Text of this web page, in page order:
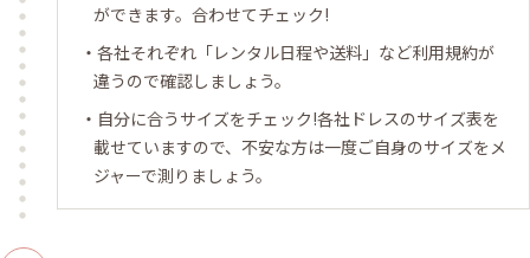
ができます。合わせてチェック!
各社それぞれ「レンタル日程や送料」など利用規約が
違うので確認しましょう。
自分に合うサイズをチェック!各社ドレスのサイズ表を
載せていますので、不安な方は一度ご自身のサイズをメ
ジャーで測りましょう。